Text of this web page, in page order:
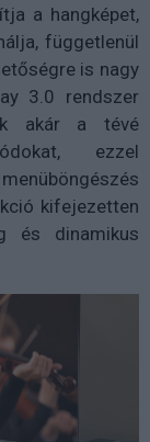
a hangképet,
függetlenül
is nagy
3.0 rendszer
akár a tévé
ezzel
kifejezetten
és dinamikus